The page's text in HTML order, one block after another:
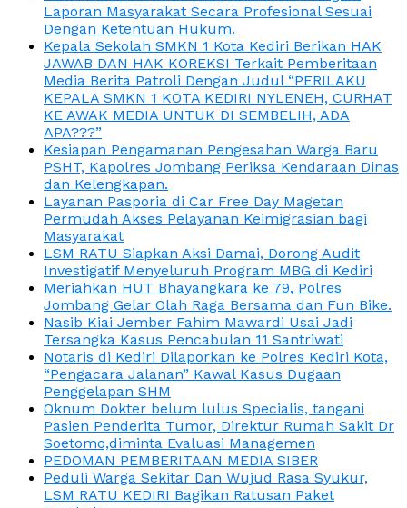
Laporan Masyarakat Secara Profesional Sesuai
Dengan Ketentuan Hukum.
Kepala Sekolah SMKN 1 Kota Kediri Berikan HAK
JAWAB DAN HAK KOREKSI Terkait Pemberitaan
Media Berita Patroli Dengan Judul “PERILAKU
KEPALA SMKN 1 KOTA KEDIRI NYLENEH, CURHAT
KE AWAK MEDIA UNTUK DI SEMBELIH, ADA
APA???”
Kesiapan Pengamanan Pengesahan Warga Baru
PSHT, Kapolres Jombang Periksa Kendaraan Dinas
dan Kelengkapan.
Layanan Pasporia di Car Free Day Magetan
Permudah Akses Pelayanan Keimigrasian bagi
Masyarakat
LSM RATU Siapkan Aksi Damai, Dorong Audit
Investigatif Menyeluruh Program MBG di Kediri
Meriahkan HUT Bhayangkara ke 79, Polres
Jombang Gelar Olah Raga Bersama dan Fun Bike.
Nasib Kiai Jember Fahim Mawardi Usai Jadi
Tersangka Kasus Pencabulan 11 Santriwati
Notaris di Kediri Dilaporkan ke Polres Kediri Kota,
“Pengacara Jalanan” Kawal Kasus Dugaan
Penggelapan SHM
Oknum Dokter belum lulus Specialis, tangani
Pasien Penderita Tumor, Direktur Rumah Sakit Dr
Soetomo,diminta Evaluasi Managemen
PEDOMAN PEMBERITAAN MEDIA SIBER
Peduli Warga Sekitar Dan Wujud Rasa Syukur,
LSM RATU KEDIRI Bagikan Ratusan Paket